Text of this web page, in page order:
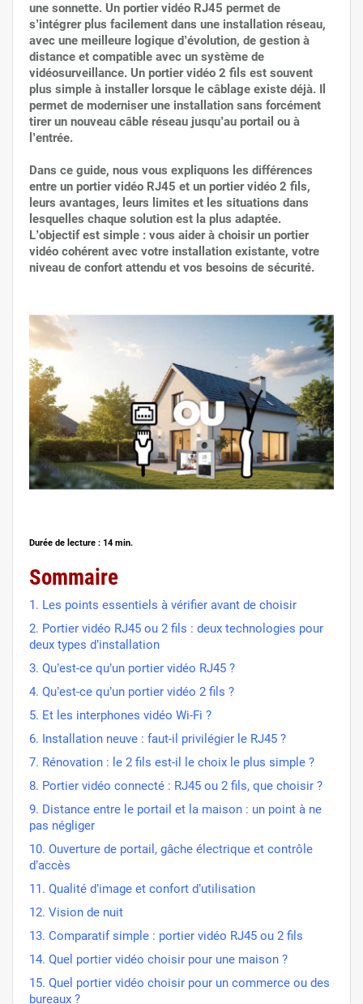
une sonnette. Un portier vidéo RJ45 permet de
s’intégrer plus facilement dans une installation réseau,
avec une meilleure logique d’évolution, de gestion à
distance et compatible avec un système de
vidéosurveillance. Un portier vidéo 2 fils est souvent
plus simple à installer lorsque le câblage existe déjà. Il
permet de moderniser une installation sans forcément
tirer un nouveau câble réseau jusqu’au portail ou à
l’entrée.
Dans ce guide, nous vous expliquons les différences
entre un portier vidéo RJ45 et un portier vidéo 2 fils,
leurs avantages, leurs limites et les situations dans
lesquelles chaque solution est la plus adaptée.
L’objectif est simple : vous aider à choisir un portier
vidéo cohérent avec votre installation existante, votre
niveau de confort attendu et vos besoins de sécurité.
Durée de lecture : 14 min.
Sommaire
1. Les points essentiels à vérifier avant de choisir
2. Portier vidéo RJ45 ou 2 fils : deux technologies pour
deux types d’installation
3. Qu’est-ce qu’un portier vidéo RJ45 ?
4. Qu’est-ce qu’un portier vidéo 2 fils ?
5. Et les interphones vidéo Wi-Fi ?
6. Installation neuve : faut-il privilégier le RJ45 ?
7. Rénovation : le 2 fils est-il le choix le plus simple ?
8. Portier vidéo connecté : RJ45 ou 2 fils, que choisir ?
9. Distance entre le portail et la maison : un point à ne
pas négliger
10. Ouverture de portail, gâche électrique et contrôle
d’accès
11. Qualité d’image et confort d’utilisation
12. Vision de nuit
13. Comparatif simple : portier vidéo RJ45 ou 2 fils
14. Quel portier vidéo choisir pour une maison ?
15. Quel portier vidéo choisir pour un commerce ou des
bureaux ?